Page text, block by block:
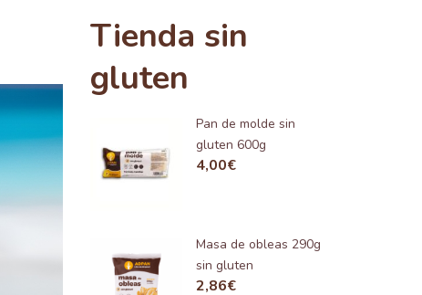
Tienda sin
gluten
Pan de molde sin
gluten 600g
4,00€
Masa de obleas 290g
sin gluten
2,86€